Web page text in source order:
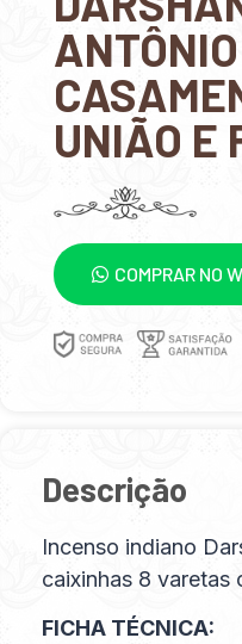
ANTÔNIO
UNIÃO E
COMPRAR NO
Descrição
Incenso indiano
caixinhas 8 varetas
FICHA TÉCNICA: